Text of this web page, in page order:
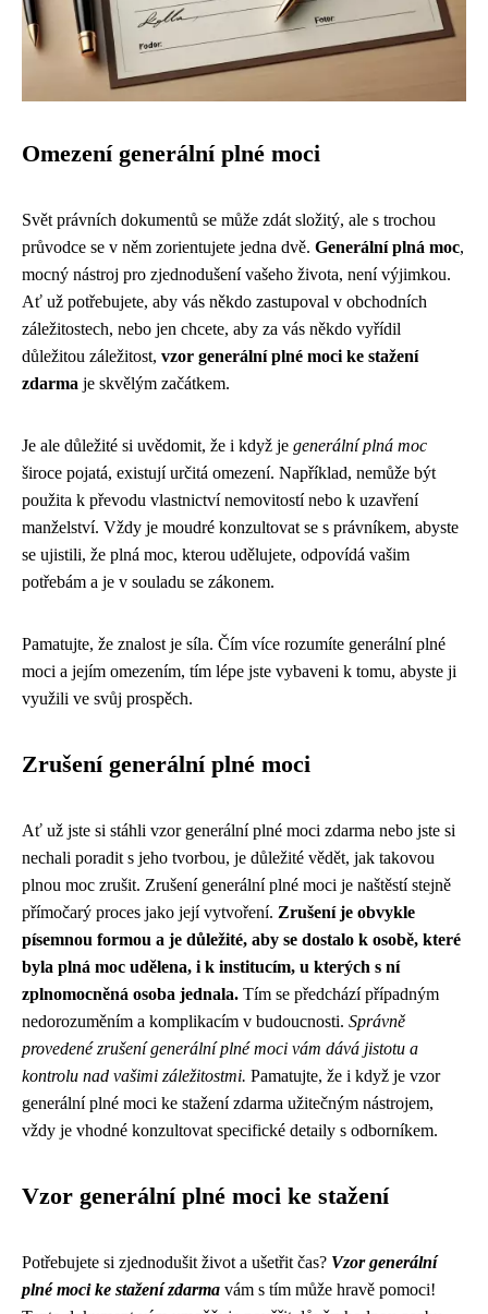
Omezení generální plné moci
Svět právních dokumentů se může zdát složitý, ale s trochou
průvodce se v něm zorientujete jedna dvě. Generální plná moc,
mocný nástroj pro zjednodušení vašeho života, není výjimkou.
Ať už potřebujete, aby vás někdo zastupoval v obchodních
záležitostech, nebo jen chcete, aby za vás někdo vyřídil
důležitou záležitost, vzor generální plné moci ke stažení
zdarma je skvělým začátkem.
Je ale důležité si uvědomit, že i když je generální plná moc
široce pojatá, existují určitá omezení. Například, nemůže být
použita k převodu vlastnictví nemovitostí nebo k uzavření
manželství. Vždy je moudré konzultovat se s právníkem, abyste
se ujistili, že plná moc, kterou udělujete, odpovídá vašim
potřebám a je v souladu se zákonem.
Pamatujte, že znalost je síla. Čím více rozumíte generální plné
moci a jejím omezením, tím lépe jste vybaveni k tomu, abyste ji
využili ve svůj prospěch.
Zrušení generální plné moci
Ať už jste si stáhli vzor generální plné moci zdarma nebo jste si
nechali poradit s jeho tvorbou, je důležité vědět, jak takovou
plnou moc zrušit. Zrušení generální plné moci je naštěstí stejně
přímočarý proces jako její vytvoření. Zrušení je obvykle
písemnou formou a je důležité, aby se dostalo k osobě, které
byla plná moc udělena, i k institucím, u kterých s ní
zplnomocněná osoba jednala. Tím se předchází případným
nedorozuměním a komplikacím v budoucnosti. Správně
provedené zrušení generální plné moci vám dává jistotu a
kontrolu nad vašimi záležitostmi. Pamatujte, že i když je vzor
generální plné moci ke stažení zdarma užitečným nástrojem,
vždy je vhodné konzultovat specifické detaily s odborníkem.
Vzor generální plné moci ke stažení
Potřebujete si zjednodušit život a ušetřit čas? Vzor generální
plné moci ke stažení zdarma vám s tím může hravě pomoci!